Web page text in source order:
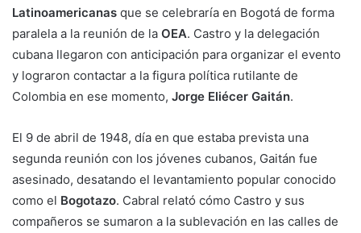
Latinoamericanas que se celebraría en Bogotá de forma
paralela a la reunión de la OEA. Castro y la delegación
cubana llegaron con anticipación para organizar el evento
y lograron contactar a la figura política rutilante de
Colombia en ese momento, Jorge Eliécer Gaitán.
El 9 de abril de 1948, día en que estaba prevista una
segunda reunión con los jóvenes cubanos, Gaitán fue
asesinado, desatando el levantamiento popular conocido
como el Bogotazo. Cabral relató cómo Castro y sus
compañeros se sumaron a la sublevación en las calles de